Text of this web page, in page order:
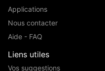
Applications
Nous contacter
Aide - FAQ
Liens utiles
Vos suggestions